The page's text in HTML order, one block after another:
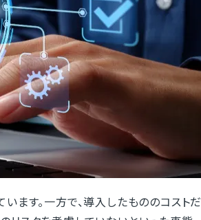
ます。一方で、導入したもののコストだ